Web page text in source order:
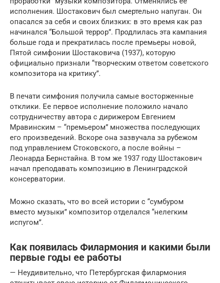
исполнения. Шостакович был смертельно напуган. Он
опасался за себя и своих близких: в это время как раз
начинался “Большой террор”. Продлилась эта кампания
больше года и прекратилась после премьеры новой,
Пятой симфонии Шостаковича (1937), которую
официально признали “творческим ответом советского
композитора на критику”.
В печати симфония получила самые восторженные
отклики. Ее первое исполнение положило начало
сотрудничеству автора с дирижером Евгением
Мравинским – “премьером” множества последующих
его произведений. Вскоре она зазвучала за рубежом
под управлением Стоковского, а после войны –
Леонарда Бернстайна. В том же 1937 году Шостакович
начал преподавать композицию в Ленинградской
консерватории.
Можно сказать, что во всей истории с “сумбуром
вместо музыки” композитор отделался “нелегким
испугом”.
Как появилась Филармония и какими были
первые годы ее работы
— Неудивительно, что Петербургская филармония